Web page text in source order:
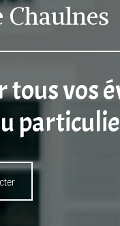
Chaulnes
tous vos